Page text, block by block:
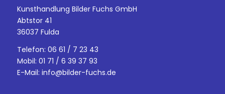
Kunsthandlung Bilder Fuchs GmbH
Abtstor 41
36037 Fulda
Telefon: 06 61 / 7 23 43
Mobil: 01 71 / 6 39 37 93
E-Mail: info@bilder-fuchs.de